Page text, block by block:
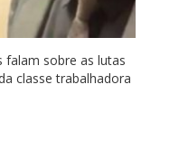
falam sobre as lutas
classe trabalhadora